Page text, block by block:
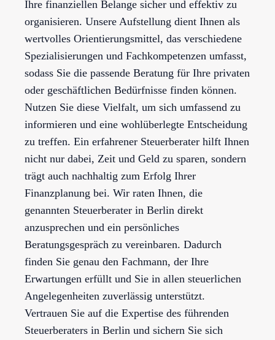
Ihre finanziellen Belange sicher und effektiv zu
organisieren. Unsere Aufstellung dient Ihnen als
wertvolles Orientierungsmittel, das verschiedene
Spezialisierungen und Fachkompetenzen umfasst,
sodass Sie die passende Beratung für Ihre privaten
oder geschäftlichen Bedürfnisse finden können.
Nutzen Sie diese Vielfalt, um sich umfassend zu
informieren und eine wohlüberlegte Entscheidung
zu treffen. Ein erfahrener Steuerberater hilft Ihnen
nicht nur dabei, Zeit und Geld zu sparen, sondern
trägt auch nachhaltig zum Erfolg Ihrer
Finanzplanung bei. Wir raten Ihnen, die
genannten Steuerberater in Berlin direkt
anzusprechen und ein persönliches
Beratungsgespräch zu vereinbaren. Dadurch
finden Sie genau den Fachmann, der Ihre
Erwartungen erfüllt und Sie in allen steuerlichen
Angelegenheiten zuverlässig unterstützt.
Vertrauen Sie auf die Expertise des führenden
Steuerberaters in Berlin und sichern Sie sich